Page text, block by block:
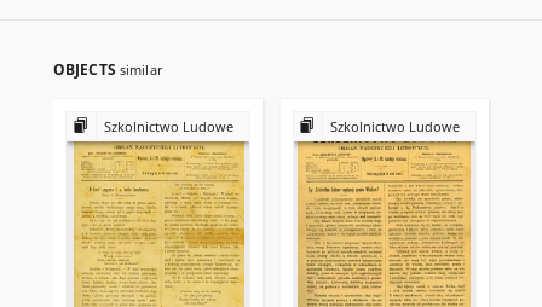
OBJECTS similar
Szkolnictwo Ludowe Szkolnictwo Ludowe